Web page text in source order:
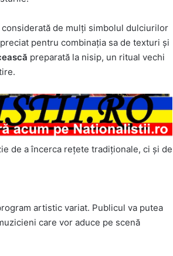
considerată de mulți simbolul dulciurilor
pentru combinația sa de texturi și
preparată la nisip, un ritual vechi
de a încerca rețete tradiționale, ci și de
artistic variat. Publicul va putea
care vor aduce pe scenă